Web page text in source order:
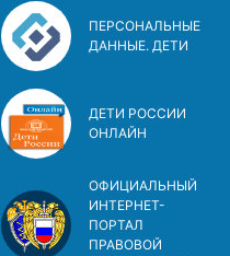
ПЕРСОНАЛЬНЫЕ
ДАННЫЕ. ДЕТИ
ДЕТИ РОССИИ
ОНЛАЙН
ОФИЦИАЛЬНЫЙ
ИНТЕРНЕТ-
ПОРТАЛ
ПРАВОВОЙ